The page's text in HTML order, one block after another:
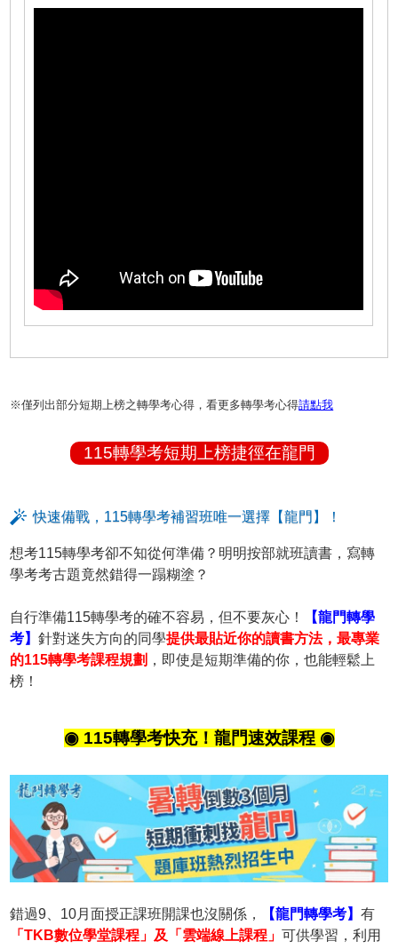
※僅列出部分短期上榜之轉學考心得，看更多轉學考心得請點我
115轉學考短期上榜捷徑在龍門
快速備戰，115轉學考補習班唯一選擇【龍門】！
想考115轉學考卻不知從何準備？明明按部就班讀書，寫轉
學考考古題竟然錯得一蹋糊塗？
自行準備115轉學考的確不容易，但不要灰心！
【龍門轉學
考】針對迷失方向的同學提供最貼近你的讀書方法，最專業
的115轉學考課程規劃 ，即使是短期準備的你，也能輕鬆上
榜！
◉ 115轉學考快充！龍門速效課程 ◉
錯過9、10月面授正課班開課也沒關係， 【龍門轉學考】有
「TKB數位學堂課程」及「雲端線上課程」可供學習，利用